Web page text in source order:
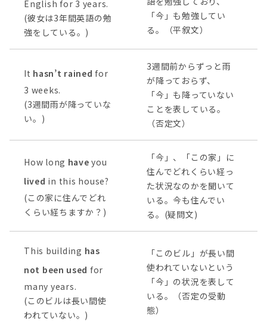
English for 3 years.
(彼女は3年間英語の勉
強をしている。)
「今」も勉強してい
る。（平叙文）
It hasn’t rained for
3 weeks.
(3週間雨が降っていな
い。)
3週間前からずっと雨
が降っておらず、
「今」も降っていない
ことを表している。
（否定文）
How long have you
lived in this house?
(この家に住んでどれ
くらい経ちますか？)
「今」、「この家」に
住んでどれくらい経っ
た状況なのかを聞いて
いる。今も住んでい
る。(疑問文)
This building has
not been used for
many years.
(このビルは長い間使
われていない。)
「このビル」が長い間
使われていないという
「今」の状況を表して
いる。（否定の受動
態）